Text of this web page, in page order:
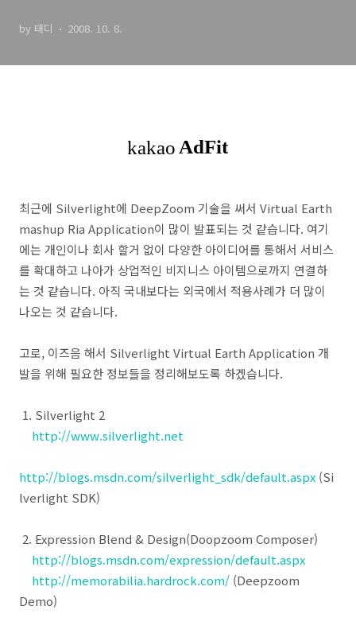
by 태디 2008. 10. 8.
최근에 Silverlight에 DeepZoom 기술을 써서 Virtual Earth
mashup Ria Application이 많이 발표되는 것 같습니다. 여기
에는 개인이나 회사 할거 없이 다양한 아이디어를 통해서 서비스
를 확대하고 나아가 상업적인 비지니스 아이템으로까지 연결하
는 것 같습니다. 아직 국내보다는 외국에서 적용사례가 더 많이
나오는 것 같습니다.
고로, 이즈음 해서 Silverlight Virtual Earth Application 개
발을 위해 필요한 정보들을 정리해보도록 하겠습니다.
1. Silverlight 2
http://www.silverlight.net
http://blogs.msdn.com/silverlight_sdk/default.aspx (Si
lverlight SDK)
2. Expression Blend & Design(Doopzoom Composer)
http://blogs.msdn.com/expression/default.aspx
http://memorabilia.hardrock.com/ (Deepzoom
Demo)